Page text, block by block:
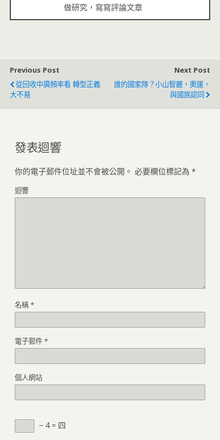
做研究，寫寫評論文章
Previous Post
從回收中廣頻率看 轉型正義
大不易
Next Post
誰的國家隊？小山智麗，奧運，
與國族認同
發表迴響
你的電子郵件位址並不會被公開。 必要欄位標記為 *
迴響
名稱 *
電子郵件 *
個人網站
− 4 = 四